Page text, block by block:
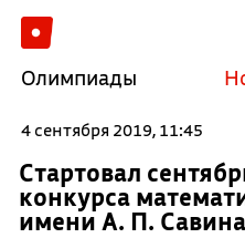
Олимпиады
4 сентября 2019, 11:45
Стартовал
конкурса
имени А. П. Савина